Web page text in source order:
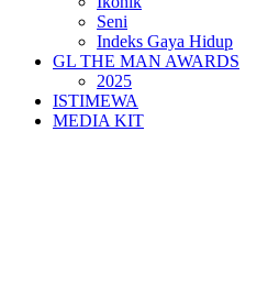
Seni
Indeks Gaya Hidup
GL THE MAN AWARDS
2025
ISTIMEWA
MEDIA KIT